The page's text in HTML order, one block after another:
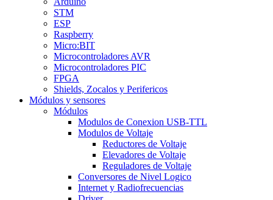
STM
ESP
Raspberry
Micro:BIT
Microcontroladores AVR
Microcontroladores PIC
FPGA
Shields, Zocalos y Perifericos
Módulos y sensores
Módulos
Modulos de Conexion USB-TTL
Modulos de Voltaje
Reductores de Voltaje
Elevadores de Voltaje
Reguladores de Voltaje
Conversores de Nivel Logico
Internet y Radiofrecuencias